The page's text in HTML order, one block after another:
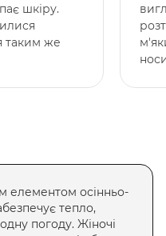
шкіру.
таким же
елементом осінньо-
тепло,
погоду. Жіночі